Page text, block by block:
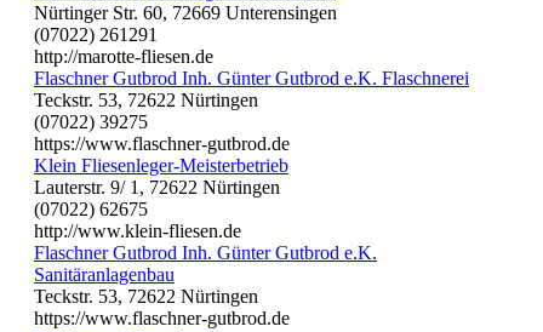
Nürtinger Str. 60, 72669 Unterensingen
(07022) 261291
http://marotte-fliesen.de
Flaschner Gutbrod Inh. Günter Gutbrod e.K. Flaschnerei
Teckstr. 53, 72622 Nürtingen
(07022) 39275
https://www.flaschner-gutbrod.de
Klein Fliesenleger-Meisterbetrieb
Lauterstr. 9/ 1, 72622 Nürtingen
(07022) 62675
http://www.klein-fliesen.de
Flaschner Gutbrod Inh. Günter Gutbrod e.K.
Sanitäranlagenbau
Teckstr. 53, 72622 Nürtingen
https://www.flaschner-gutbrod.de